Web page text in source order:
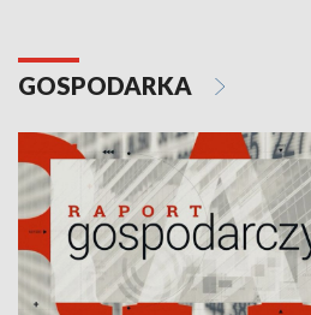
GOSPODARKA